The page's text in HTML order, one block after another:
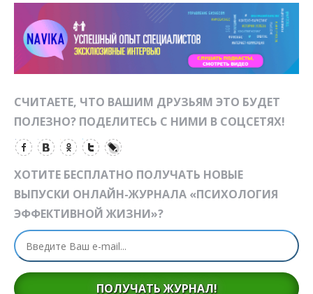
СЧИТАЕТЕ, ЧТО ВАШИМ ДРУЗЬЯМ ЭТО БУДЕТ
ПОЛЕЗНО? ПОДЕЛИТЕСЬ С НИМИ В СОЦСЕТЯХ!
ХОТИТЕ БЕСПЛАТНО ПОЛУЧАТЬ НОВЫЕ
ВЫПУСКИ ОНЛАЙН-ЖУРНАЛА «ПСИХОЛОГИЯ
ЭФФЕКТИВНОЙ ЖИЗНИ»?
ПОЛУЧАТЬ ЖУРНАЛ!